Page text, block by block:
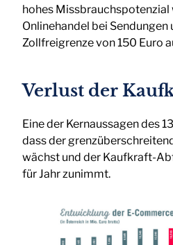
hohes
Onlinehandel bei Sendungen
Zollfreigrenze von 150 Euro
Verlust der
Eine der Kernaussagen des
dass der
wächst und der Kaufkraft-
für Jahr zunimmt.